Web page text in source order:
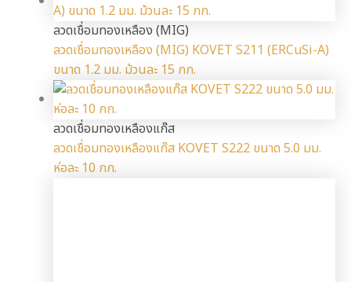
ลวดเชื่อมทองเหลือง (MIG)
ลวดเชื่อมทองเหลือง (MIG) KOVET S211 (ERCuSi-A)
ขนาด 1.2 มม. ม้วนละ 15 กก.
ลวดเชื่อมทองเหลืองแก๊ส
ลวดเชื่อมทองเหลืองแก๊ส KOVET S222 ขนาด 5.0 มม.
ห่อละ 10 กก.